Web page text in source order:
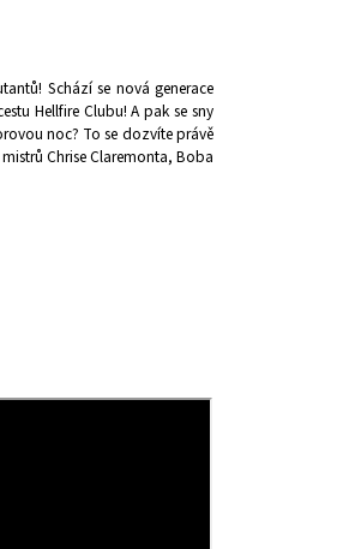
Schází se nová generace
Hellfire Clubu! A pak se sny
noc? To se dozvíte právě
Chrise Claremonta, Boba